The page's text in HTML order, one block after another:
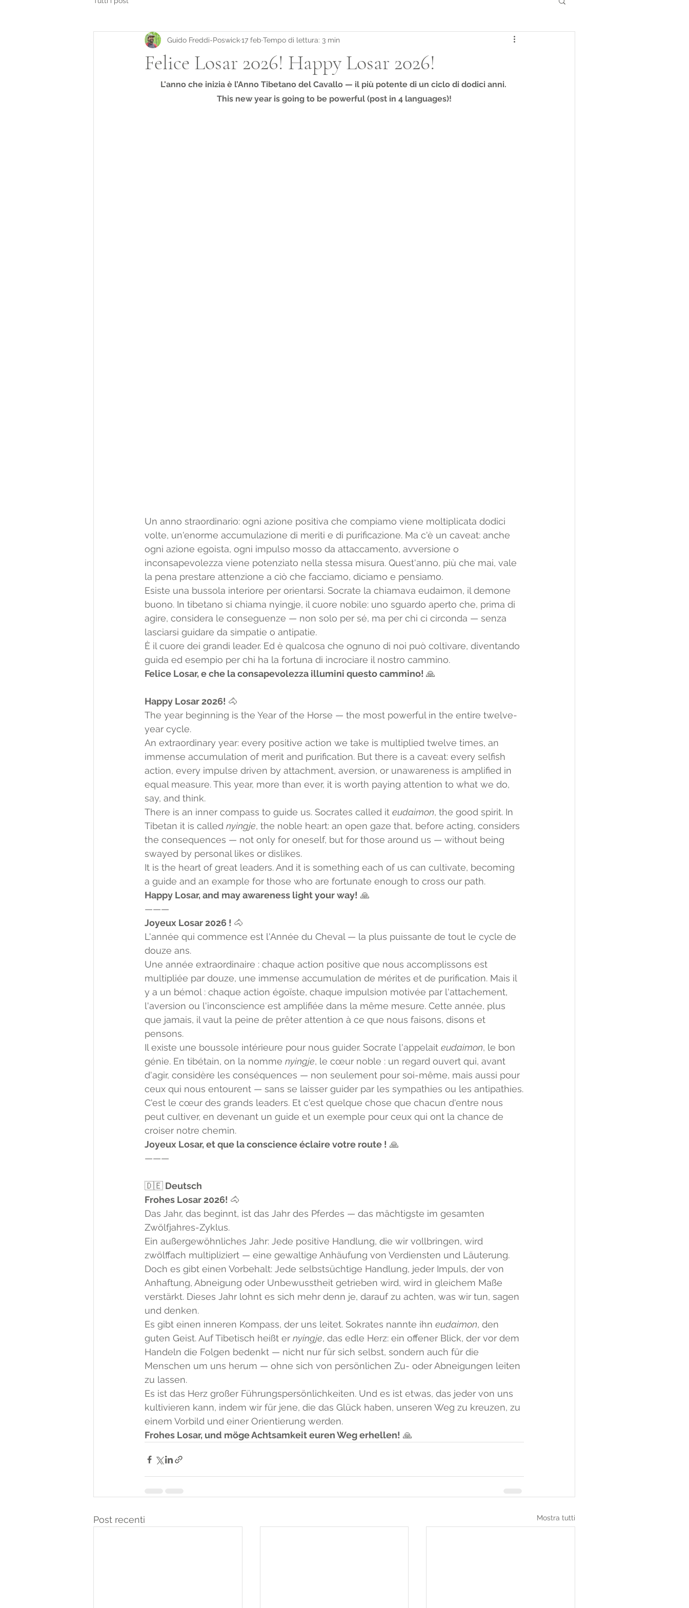
Felice Losar 2026! Happy Losar 2026!
Guido Freddi-Poswick17 feb Tempo di lettura: 3 min
L'anno che inizia è l’Anno Tibetano del Cavallo — il più potente di un ciclo di dodici anni.
This new year is going to be powerful (post in 4 languages)!
Un anno straordinario: ogni azione positiva che compiamo viene moltiplicata dodici
volte, un'enorme accumulazione di meriti e di purificazione. Ma c'è un caveat: anche
ogni azione egoista, ogni impulso mosso da attaccamento, avversione o
inconsapevolezza viene potenziato nella stessa misura. Quest'anno, più che mai, vale
la pena prestare attenzione a ciò che facciamo, diciamo e pensiamo.
Esiste una bussola interiore per orientarsi. Socrate la chiamava eudaimon, il demone
buono. In tibetano si chiama nyingje, il cuore nobile: uno sguardo aperto che, prima di
agire, considera le conseguenze — non solo per sé, ma per chi ci circonda — senza
lasciarsi guidare da simpatie o antipatie.
È il cuore dei grandi leader. Ed è qualcosa che ognuno di noi può coltivare, diventando
guida ed esempio per chi ha la fortuna di incrociare il nostro cammino.
Felice Losar, e che la consapevolezza illumini questo cammino! 🙏
Happy Losar 2026! 🐴
The year beginning is the Year of the Horse — the most powerful in the entire twelve-
year cycle.
An extraordinary year: every positive action we take is multiplied twelve times, an
immense accumulation of merit and purification. But there is a caveat: every selfish
action, every impulse driven by attachment, aversion, or unawareness is amplified in
equal measure. This year, more than ever, it is worth paying attention to what we do,
say, and think.
There is an inner compass to guide us. Socrates called it eudaimon, the good spirit. In
Tibetan it is called nyingje, the noble heart: an open gaze that, before acting, considers
the consequences — not only for oneself, but for those around us — without being
swayed by personal likes or dislikes.
It is the heart of great leaders. And it is something each of us can cultivate, becoming
a guide and an example for those who are fortunate enough to cross our path.
Happy Losar, and may awareness light your way! 🙏
———
Joyeux Losar 2026 ! 🐴
L'année qui commence est l'Année du Cheval — la plus puissante de tout le cycle de
douze ans.
Une année extraordinaire : chaque action positive que nous accomplissons est
multipliée par douze, une immense accumulation de mérites et de purification. Mais il
y a un bémol : chaque action égoïste, chaque impulsion motivée par l'attachement,
l'aversion ou l'inconscience est amplifiée dans la même mesure. Cette année, plus
que jamais, il vaut la peine de prêter attention à ce que nous faisons, disons et
pensons.
Il existe une boussole intérieure pour nous guider. Socrate l'appelait eudaimon, le bon
génie. En tibétain, on la nomme nyingje, le cœur noble : un regard ouvert qui, avant
d'agir, considère les conséquences — non seulement pour soi-même, mais aussi pour
ceux qui nous entourent — sans se laisser guider par les sympathies ou les antipathies.
C'est le cœur des grands leaders. Et c'est quelque chose que chacun d'entre nous
peut cultiver, en devenant un guide et un exemple pour ceux qui ont la chance de
croiser notre chemin.
Joyeux Losar, et que la conscience éclaire votre route ! 🙏
———
🇩🇪 Deutsch
Frohes Losar 2026! 🐴
Das Jahr, das beginnt, ist das Jahr des Pferdes — das mächtigste im gesamten
Zwölfjahres-Zyklus.
Ein außergewöhnliches Jahr: Jede positive Handlung, die wir vollbringen, wird
zwölffach multipliziert — eine gewaltige Anhäufung von Verdiensten und Läuterung.
Doch es gibt einen Vorbehalt: Jede selbstsüchtige Handlung, jeder Impuls, der von
Anhaftung, Abneigung oder Unbewusstheit getrieben wird, wird in gleichem Maße
verstärkt. Dieses Jahr lohnt es sich mehr denn je, darauf zu achten, was wir tun, sagen
und denken.
Es gibt einen inneren Kompass, der uns leitet. Sokrates nannte ihn eudaimon, den
guten Geist. Auf Tibetisch heißt er nyingje, das edle Herz: ein offener Blick, der vor dem
Handeln die Folgen bedenkt — nicht nur für sich selbst, sondern auch für die
Menschen um uns herum — ohne sich von persönlichen Zu- oder Abneigungen leiten
zu lassen.
Es ist das Herz großer Führungspersönlichkeiten. Und es ist etwas, das jeder von uns
kultivieren kann, indem wir für jene, die das Glück haben, unseren Weg zu kreuzen, zu
einem Vorbild und einer Orientierung werden.
Frohes Losar, und möge Achtsamkeit euren Weg erhellen! 🙏
Post recenti Mostra tutti